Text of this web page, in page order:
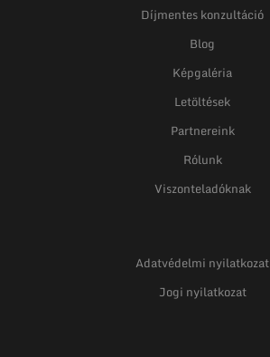
Díjmentes konzultáció
Blog
Képgaléria
Letöltések
Partnereink
Rólunk
Viszonteladóknak
Adatvédelmi nyilatkozat
Jogi nyilatkozat